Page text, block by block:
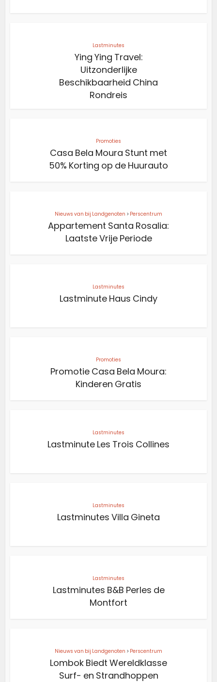
Lastminutes
Ying Ying Travel:
Uitzonderlijke
Beschikbaarheid China
Rondreis
Promoties
Casa Bela Moura Stunt met
50% Korting op de Huurauto
Nieuws van bij Landgenoten > Perscentrum
Appartement Santa Rosalia:
Laatste Vrije Periode
Lastminutes
Lastminute Haus Cindy
Promoties
Promotie Casa Bela Moura:
Kinderen Gratis
Lastminutes
Lastminute Les Trois Collines
Lastminutes
Lastminutes Villa Gineta
Lastminutes
Lastminutes B&B Perles de
Montfort
Nieuws van bij Landgenoten > Perscentrum
Lombok Biedt Wereldklasse
Surf- en Strandhoppen